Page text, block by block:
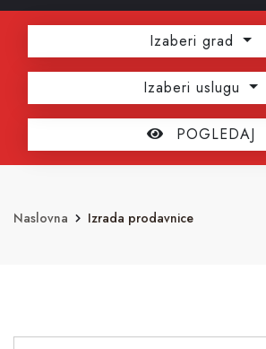
Izaberi grad
Izaberi uslugu
POGLEDAJ
Naslovna Izrada prodavnice